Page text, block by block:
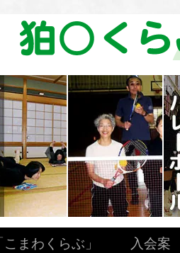
こまわくらぶ」
入会案